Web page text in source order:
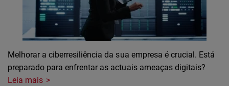
Melhorar a ciberresiliência da sua empresa é crucial. Está
preparado para enfrentar as actuais ameaças digitais?
Leia mais